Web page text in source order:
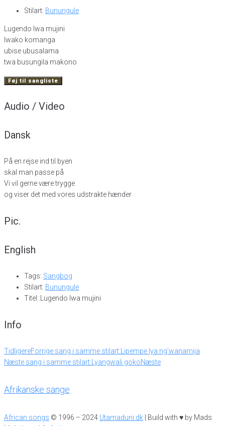
Stilart: Bunungule
Lugendo lwa mujini
lwako komanga
ubise ubusalama
twa busungila makono
Føj til sangliste
Audio / Video
Dansk
På en rejse ind til byen
skal man passe på
Vi vil gerne være trygge
og viser det med vores udstrakte hænder
Pic.
English
Tags: Sangbog
Stilart: Bunungule
Titel: Lugendo lwa mujini
Info
TidligereForrige sang i samme stilart:Lipempe lya ng’wanamija
Næste sang i samme stilart:Lyangwali gokoNæste
Afrikanske sange
African songs © 1996 – 2024 Utamaduni.dk | Build with ♥ by Mads